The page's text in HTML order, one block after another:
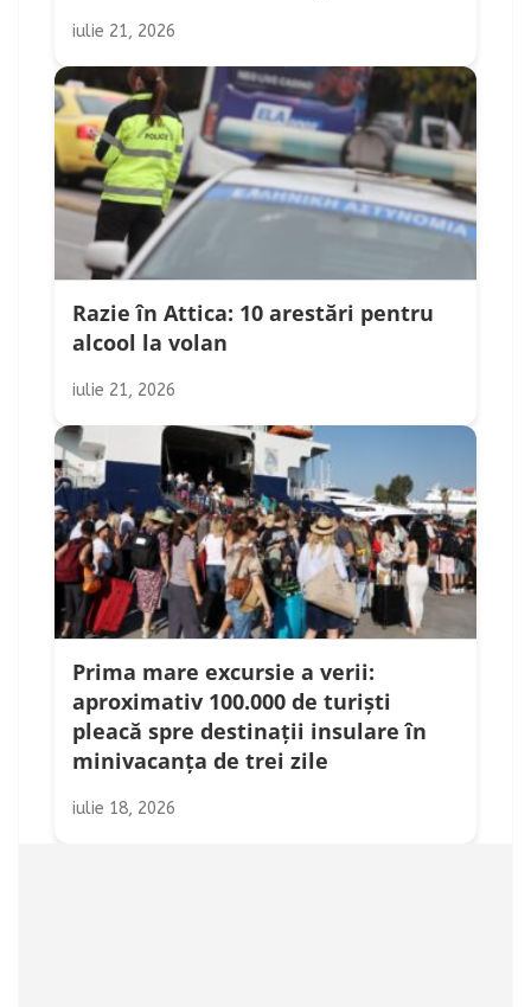
iulie 21, 2026
Razie în Attica: 10 arestări pentru
alcool la volan
iulie 21, 2026
Prima mare excursie a verii:
aproximativ 100.000 de turiști
pleacă spre destinații insulare în
minivacanța de trei zile
iulie 18, 2026